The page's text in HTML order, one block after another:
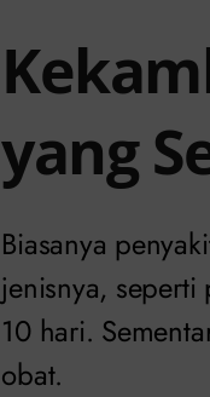
yang
Biasanya
jenisnya,
10 hari.
obat.